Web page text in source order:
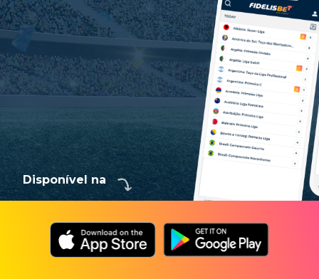
Disponível na